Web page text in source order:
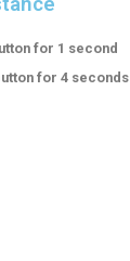
for 1 second
for 4 seconds